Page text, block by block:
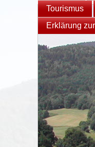
Tourismus
Erklärung